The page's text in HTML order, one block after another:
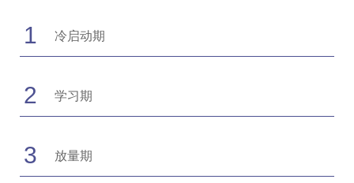
1 冷启动期
2 学习期
3 放量期